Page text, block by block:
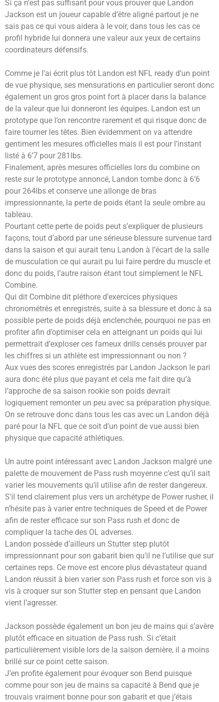
Si ça n’est pas suffisant pour vous prouver que Landon
Jackson est un joueur capable d’être aligné partout je ne
sais pas ce qui vous aidera à le voir, dans tous les cas ce
profil hybride lui donnera une valeur aux yeux de certains
coordinateurs défensifs.
Comme je l’ai écrit plus tôt Landon est NFL ready d’un point
de vue physique, ses mensurations en particulier seront donc
également un gros gros point fort à placer dans la balance
de la valeur que lui donneront les équipes. Landon est un
prototype que l’on rencontre rarement et qui risque donc de
faire tourner les têtes. Bien évidemment on va attendre
gentiment les mesures officielles mais il est pour l’instant
listé à 6’7 pour 281lbs.
Finalement, après mesures officielles lors du combine on
reste sur le prototype annoncé, Landon tombe donc à 6’6
pour 264lbs et conserve une allonge de bras
impressionnante, la perte de poids étant la seule ombre au
tableau.
Pourtant cette perte de poids peut s’expliquer de plusieurs
façons, tout d’abord par une sérieuse blessure survenue tard
dans la saison et qui aurait tenu Landon à l’écart de la salle
de musculation ce qui aurait pu lui faire perdre du muscle et
donc du poids, l’autre raison étant tout simplement le NFL
Combine.
Qui dit Combine dit pléthore d’exercices physiques
chronométrés et enregistrés, suite à sa blessure et donc à sa
possible perte de poids déjà enclenchée, pourquoi ne pas en
profiter afin d’optimiser cela en atteignant un poids qui lui
permettrait d’exploser ces fameux drills censés prouver par
les chiffres si un athlète est impressionnant ou non ?
Aux vues des scores enregistrés par Landon Jackson le pari
aura donc été plus que payant et cela me fait dire qu’à
l’approche de sa saison rookie son poids devrait
logiquement remonter un peu avec sa préparation physique.
On se retrouve donc dans tous les cas avec un Landon déjà
paré pour la NFL que ce soit d’un point de vue aussi bien
physique que capacité athlétiques.
Un autre point intéressant avec Landon Jackson malgré une
palette de mouvement de Pass rush moyenne c’est qu’il sait
varier les mouvements qu’il utilise afin de rester dangereux.
S’il tend clairement plus vers un archétype de Power rusher, il
n’hésite pas à varier entre techniques de Speed et de Power
afin de rester efficace sur son Pass rush et donc de
compliquer la tache des OL adverses.
Landon possède d’ailleurs un Stutter step plutôt
impressionnant pour son gabarit bien qu’il ne l’utilise que sur
certaines reps. Ce move est encore plus dévastateur quand
Landon réussit à bien varier son Pass rush et force son vis à
vis à croquer sur son Stutter step en pensant que Landon
vient l’agresser.
Jackson possède également un bon jeu de mains qui s’avère
plutôt efficace en situation de Pass rush. Si c’était
particulièrement visible lors de la saison dernière, il a moins
brillé sur ce point cette saison.
J’en profite également pour évoquer son Bend puisque
comme pour son jeu de mains sa capacité à Bend que je
trouvais vraiment bonne pour son gabarit et que j’étais